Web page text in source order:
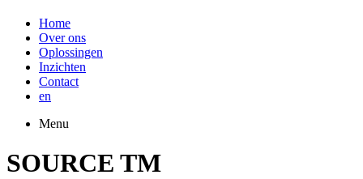
Home
Over ons
Oplossingen
Inzichten
Contact
en
Menu
SOURCE TM